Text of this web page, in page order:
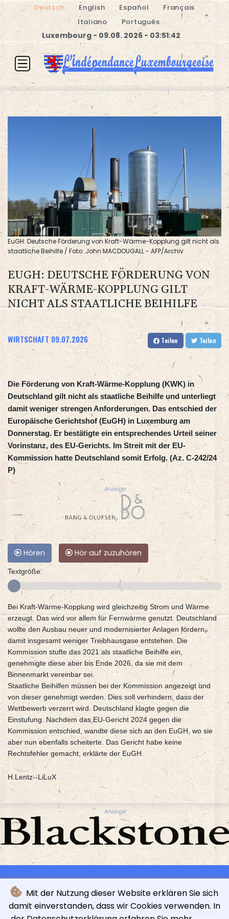
Deutsch English Español
Français
Italiano
Português
Luxembourg - 09.08. 2026 - 03:51:42
Mit der Nutzung dieser Website erklären Sie sich
damit einverstanden, dass wir Cookies verwenden. In
EuGH: Deutsche Förderung von Kraft-Wärme-Kopplung gilt nicht als
staatliche Beihilfe / Foto: John MACDOUGALL - AFP/Archiv
EUGH: DEUTSCHE FÖRDERUNG VON
KRAFT-WÄRME-KOPPLUNG GILT
NICHT ALS STAATLICHE BEIHILFE
WIRTSCHAFT 09.07.2026 Teilen Teilen
Die Förderung von Kraft-Wärme-Kopplung (KWK) in
Deutschland gilt nicht als staatliche Beihilfe und unterliegt
damit weniger strengen Anforderungen. Das entschied der
Europäische Gerichtshof (EuGH) in Luxemburg am
Donnerstag. Er bestätigte ein entsprechendes Urteil seiner
Vorinstanz, des EU-Gerichts. Im Streit mit der EU-
Kommission hatte Deutschland somit Erfolg. (Az. C-242/24
P)
Anzeige
Hören Hör auf zuzuhören
Textgröße:
Bei Kraft-Wärme-Kopplung wird gleichzeitig Strom und Wärme
erzeugt. Das wird vor allem für Fernwärme genutzt. Deutschland
wollte den Ausbau neuer und modernisierter Anlagen fördern,
damit insgesamt weniger Treibhausgase entstehen. Die
Kommission stufte das 2021 als staatliche Beihilfe ein,
genehmigte diese aber bis Ende 2026, da sie mit dem
Binnenmarkt vereinbar sei.
Staatliche Beihilfen müssen bei der Kommission angezeigt und
von dieser genehmigt werden. Dies soll verhindern, dass der
Wettbewerb verzerrt wird. Deutschland klagte gegen die
Einstufung. Nachdem das EU-Gericht 2024 gegen die
Kommission entschied, wandte diese sich an den EuGH, wo sie
aber nun ebenfalls scheiterte. Das Gericht habe keine
Rechtsfehler gemacht, erklärte der EuGH.
H.Lentz--LiLuX
Anzeige